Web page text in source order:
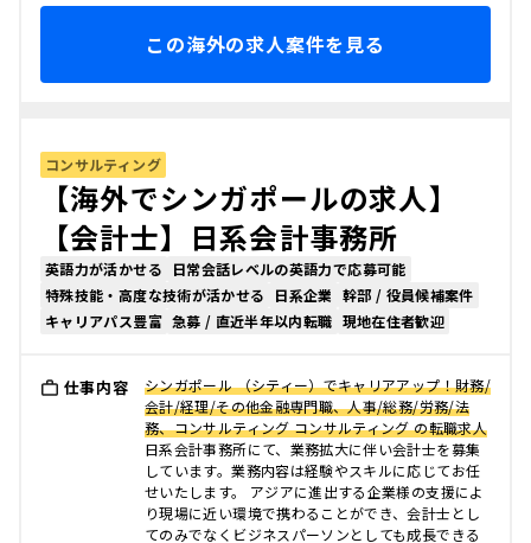
この海外の求人案件を見る
コンサルティング
【海外でシンガポールの求人】
【会計士】日系会計事務所
英語力が活かせる
日常会話レベルの英語力で応募可能
特殊技能・高度な技術が活かせる
日系企業 幹部 / 役員候補案件
キャリアパス豊富 急募 / 直近半年以内転職 現地在住者歓迎
仕事内容
シンガポール （シティー）でキャリアアップ！財務/
会計/経理/その他金融専門職、人事/総務/労務/法
務、コンサルティング コンサルティング の転職求人
日系会計事務所にて、業務拡大に伴い会計士を募集
しています。業務内容は経験やスキルに応じてお任
せいたします。 アジアに進出する企業様の支援によ
り現場に近い環境で携わることができ、会計士とし
てのみでなくビジネスパーソンとしても成長できる